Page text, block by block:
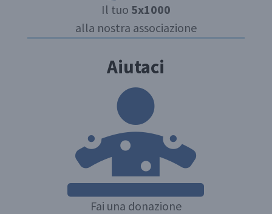
Il tuo 5x1000
alla nostra associazione
Aiutaci
Fai una donazione